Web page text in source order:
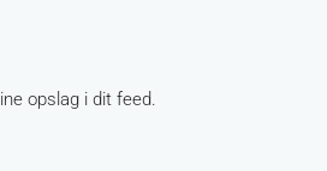
opslag i dit feed.